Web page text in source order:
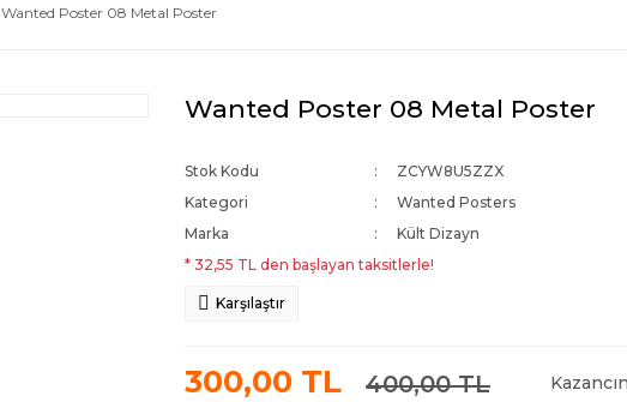
Wanted Poster 08 Metal Poster
Wanted Poster 08 Metal Poster
Stok Kodu
ZCYW8U5ZZX
Kategori
Wanted Posters
Marka
Kült Dizayn
* 32,55 TL den başlayan taksitlerle!
Karşılaştır
300,00 TL 400,00 TL